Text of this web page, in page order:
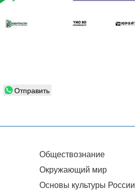
Отправить
Обществознание
Окружающий мир
Основы культуры России